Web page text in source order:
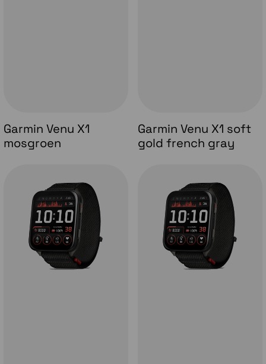
Garmin Venu X1
mosgroen
Garmin Venu X1 soft
gold french gray